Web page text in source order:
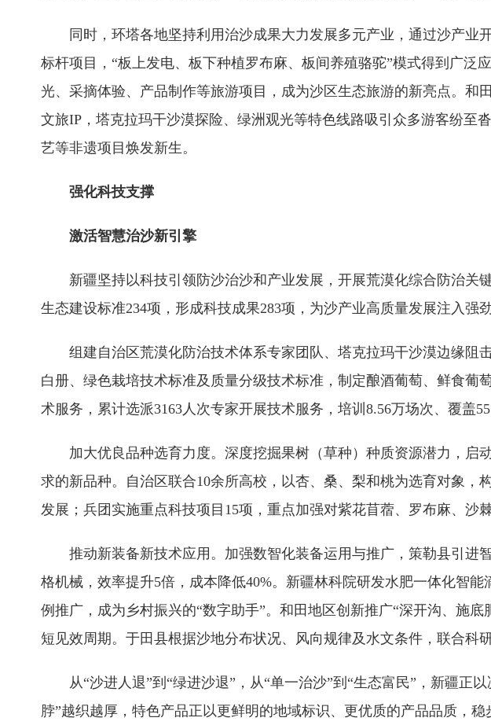
同时，环塔各地坚持利用治沙成果大力发展多元产业，通过沙产
标杆项目，“板上发电、板下种植罗布麻、板间养殖骆驼”模式得到广
光、采摘体验、产品制作等旅游项目，成为沙区生态旅游的新亮点。和
文旅IP，塔克拉玛干沙漠探险、绿洲观光等特色线路吸引众多游客纷
艺等非遗项目焕发新生。
强化科技支撑
激活智慧治沙新引擎
新疆坚持以科技引领防沙治沙和产业发展，开展荒漠化综合防治
生态建设标准234项，形成科技成果283项，为沙产业高质量发展注入强劲
组建自治区荒漠化防治技术体系专家团队、塔克拉玛干沙漠边缘阻
白册、绿色栽培技术标准及质量分级技术标准，制定酿酒葡萄、鲜食
术服务，累计选派3163人次专家开展技术服务，培训8.56万场次、覆盖
加大优良品种选育力度。深度挖掘果树（草种）种质资源潜力，
求的新品种。自治区联合10余所高校，以杏、桑、梨和桃为选育对象
发展；兵团实施重点科技项目15项，重点加强对紫花苜蓿、罗布麻、沙
推动新装备新技术应用。加强数智化装备运用与推广，策勒县引进
格机械，效率提升5倍，成本降低40%。新疆林科院研发水肥一体化智
例推广，成为乡村振兴的“数字助手”。和田地区创新推广“深开沟、施
短见效周期。于田县根据沙地分布状况、风向规律及水文条件，联合科
从“沙进人退”到“绿进沙退”，从“单一治沙”到“生态富民”，新疆正
脖”越织越厚，特色产品正以更鲜明的地域标识、更优质的产品品质，